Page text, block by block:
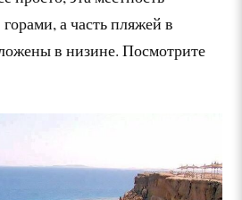
а часть пляжей в
в низине. Посмотрите